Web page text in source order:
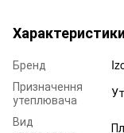
Характеристики
Бренд
Призначення
утеплювача
Вид